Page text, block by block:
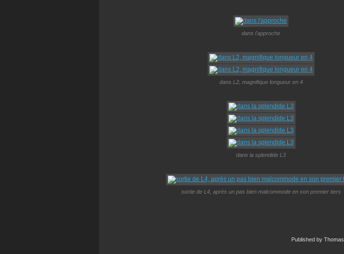
dans l'approche
dans L2, magnifique longueur en 4
dans la splendide L3
sortie de L4, après un pas bien malcommode en son premier tiers
Published by Thomas